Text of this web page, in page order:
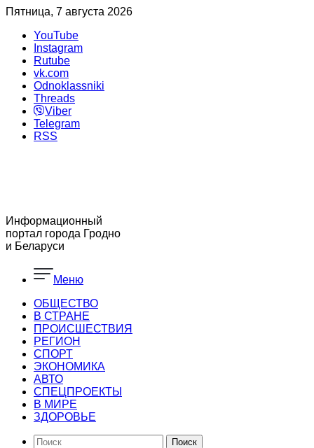
Пятница, 7 августа 2026
YouTube
Instagram
Rutube
vk.com
Odnoklassniki
Threads
Viber
Telegram
RSS
Информационный
портал города Гродно
и Беларуси
Меню
ОБЩЕСТВО
В СТРАНЕ
ПРОИСШЕСТВИЯ
РЕГИОН
CПОРТ
ЭКОНОМИКА
АВТО
СПЕЦПРОЕКТЫ
В МИРЕ
ЗДОРОВЬЕ
Поиск